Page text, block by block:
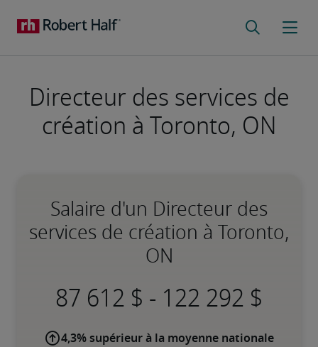
Directeur des services de
création à Toronto, ON
Salaire d'un Directeur des
services de création à Toronto,
ON
-
4,3% supérieur à la moyenne nationale